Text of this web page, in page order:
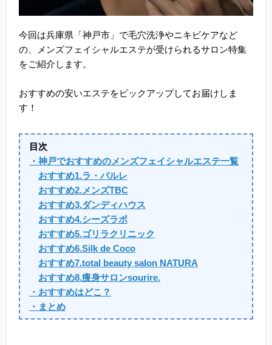
今回は兵庫県「神戸市」で毛穴洗浄やニキビケアなど
の、メンズフェイシャルエステが受けられるサロン特集
をご紹介します。
おすすめの安いエステをピックアップしてお届けしま
す！
目次
・神戸でおすすめのメンズフェイシャルエステ一覧
おすすめ1.ラ・パルレ
おすすめ2.メンズTBC
おすすめ3.ダンディハウス
おすすめ4.シーズラボ
おすすめ5.ゴリラクリニック
おすすめ6.Silk de Coco
おすすめ7.total beauty salon NATURA
おすすめ8.痩身サロンsourire.
・おすすめはどこ？
・まとめ